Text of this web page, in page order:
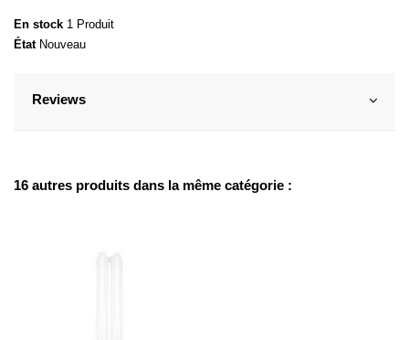
En stock 1 Produit
État Nouveau
Reviews
16 autres produits dans la même catégorie :